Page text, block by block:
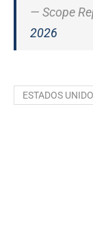
— Scope
2026
ESTADOS